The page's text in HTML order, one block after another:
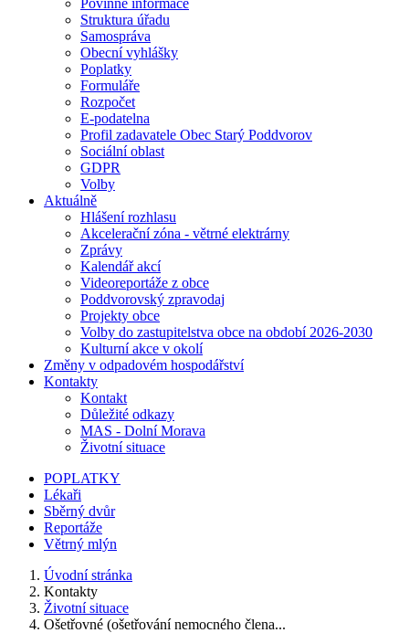
Povinné informace
Struktura úřadu
Samospráva
Obecní vyhlášky
Poplatky
Formuláře
Rozpočet
E-podatelna
Profil zadavatele Obec Starý Poddvorov
Sociální oblast
GDPR
Volby
Aktuálně
Hlášení rozhlasu
Akcelerační zóna - větrné elektrárny
Zprávy
Kalendář akcí
Videoreportáže z obce
Poddvorovský zpravodaj
Projekty obce
Volby do zastupitelstva obce na období 2026-2030
Kulturní akce v okolí
Změny v odpadovém hospodářství
Kontakty
Kontakt
Důležité odkazy
MAS - Dolní Morava
Životní situace
POPLATKY
Lékaři
Sběrný dvůr
Reportáže
Větrný mlýn
Úvodní stránka
Kontakty
Životní situace
Ošetřovné (ošetřování nemocného člena...